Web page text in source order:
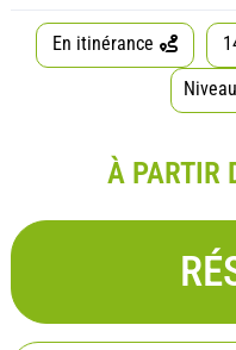
En itinérance
Niveau
À PARTIR